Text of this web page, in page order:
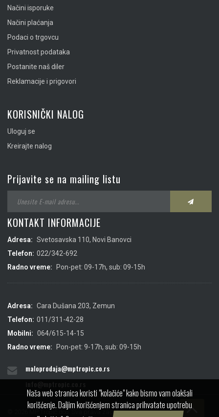
Načini isporuke
Načini plaćanja
Podaci o trgovcu
Privatnost podataka
Postanite naš diler
Reklamacije i prigovori
KORISNIČKI NALOG
Uloguj se
Kreirajte nalog
Prijavite se na mailing listu
KONTAKT INFORMACIJE
Adresa: Svetosavska 110, Novi Banovci
Telefon: 022/342-692
Radno vreme:
Pon-pet: 09-17h, sub: 09-15h
Adresa: Cara Dušana 203, Zemun
Telefon: 011/311-42-28
Mobilni: 064/615-14-15
Radno vreme:
Pon-pet: 9-17h, sub: 09-15h
maloprodaja@mptropic.co.rs
© 2026 MP Tropic doo. Sva prava zadržana.
Naša web stranica koristi "kolačiće" kako bismo vam olakšali
korišćenje. Daljim korišćenjem stranica prihvatate upotrebu